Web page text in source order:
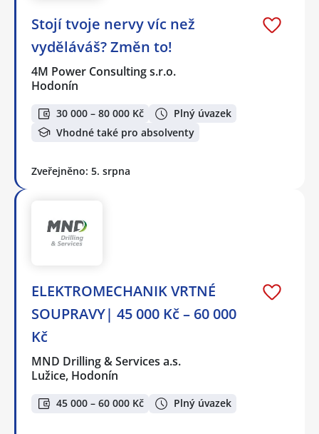
Stojí tvoje nervy víc než
vyděláváš? Změn to!
4M Power Consulting s.r.o.
Hodonín
30 000 – 80 000 Kč
Plný úvazek
Vhodné také pro absolventy
Zveřejněno: 5. srpna
ELEKTROMECHANIK VRTNÉ
SOUPRAVY| 45 000 Kč – 60 000
Kč
MND Drilling & Services a.s.
Lužice, Hodonín
45 000 – 60 000 Kč Plný úvazek